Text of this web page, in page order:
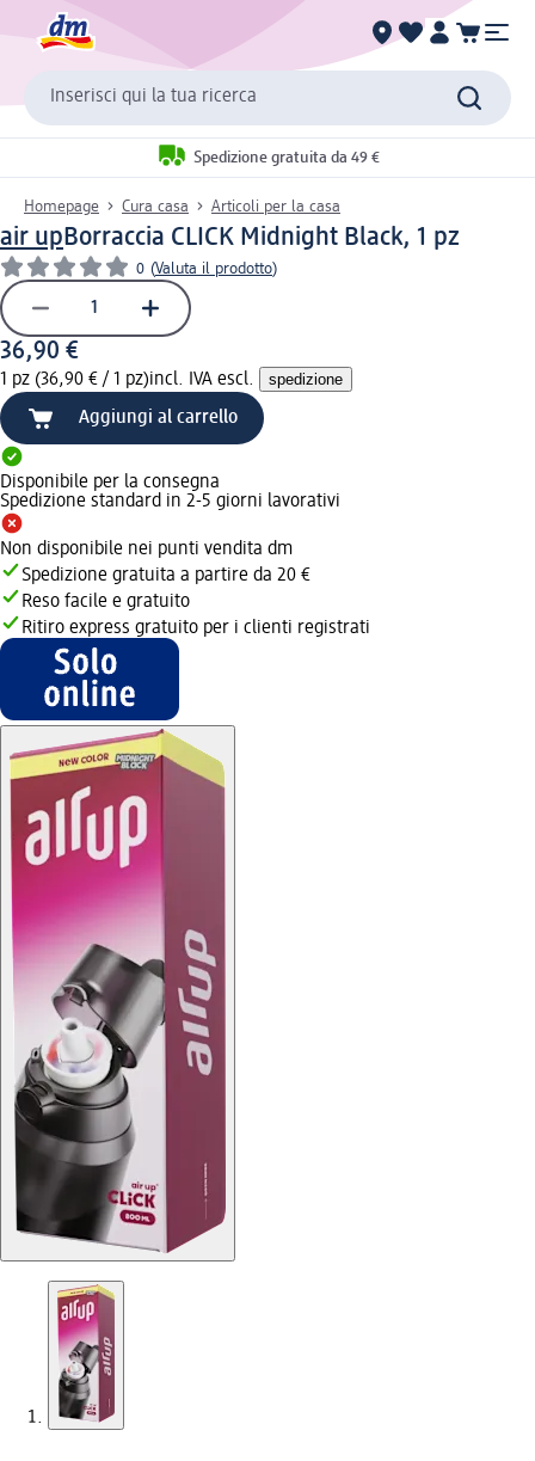
Inserisci qui la tua ricerca
Spedizione gratuita da 49 €
Homepage Cura casa Articoli per la casa
air upBorraccia CLICK Midnight Black, 1 pz
0 (Valuta il prodotto)
36,90 €
1 pz (36,90 € / 1 pz)incl. IVA escl. spedizione
Aggiungi al carrello
Disponibile per la consegna
Spedizione standard in 2-5 giorni lavorativi
Non disponibile nei punti vendita dm
Spedizione gratuita a partire da 20 €
Reso facile e gratuito
Ritiro express gratuito per i clienti registrati